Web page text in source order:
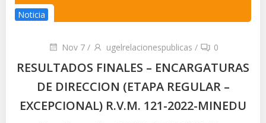
Noticia
Nov 7 / ugelrelacionespublicas / 0
RESULTADOS FINALES – ENCARGATURAS
DE DIRECCION (ETAPA REGULAR –
EXCEPCIONAL) R.V.M. 121-2022-MINEDU